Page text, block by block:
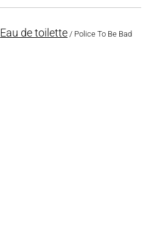
Eau de toilette / Police To Be Bad